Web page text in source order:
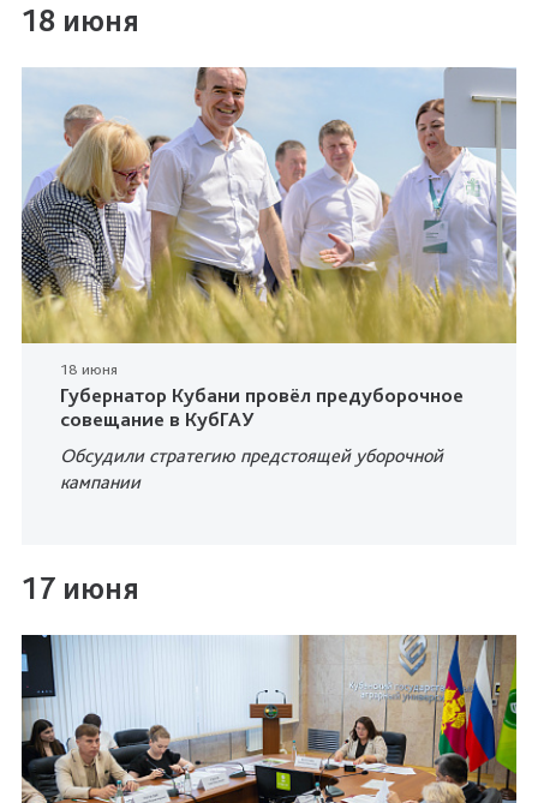
18 июня
18 июня
Губернатор Кубани провёл предуборочное
совещание в КубГАУ
Обсудили стратегию предстоящей уборочной
кампании
17 июня